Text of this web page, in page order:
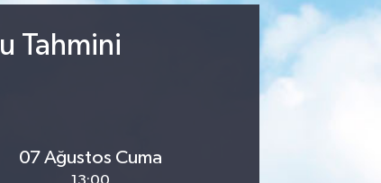
Tahmini
07 Ağustos Cuma